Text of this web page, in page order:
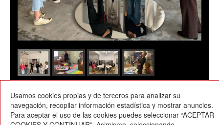
09/11/2022
Usamos cookies propias y de terceros para analizar su
navegación, recopilar información estadística y mostrar anuncios.
Para aceptar el uso de las cookies puedes seleccionar “ACEPTAR